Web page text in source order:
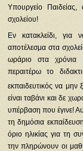
Υπουργείο
σχολείου!
Εν κατακλείδι, για
αποτέλεσμα στα
ωράριο στα χρόνια
περαιτέρω το
εκπαιδευτικός να μην
είναι ταβάνι και δε
υπέρβαση που έγινε!
τη δημόσια
όριο ηλικίας για τη
την πληρώνουν οι